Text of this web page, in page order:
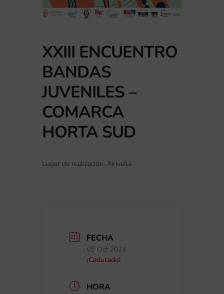
XXIII ENCUENTRO
BANDAS
JUVENILES –
COMARCA
HORTA SUD
Lugar de realización: Xirivella
FECHA
05 Oct 2024
¡Caducado!
HORA